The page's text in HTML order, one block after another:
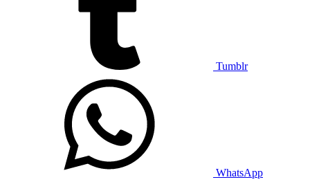
Tumblr
WhatsApp